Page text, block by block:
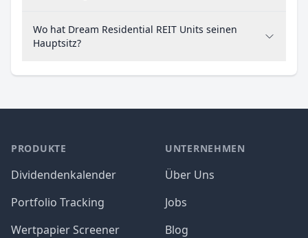
Wo hat Dream Residential REIT Units seinen
Hauptsitz?
PRODUKTE
Dividendenkalender
Portfolio Tracking
Wertpapier Screener
UNTERNEHMEN
Über Uns
Jobs
Blog